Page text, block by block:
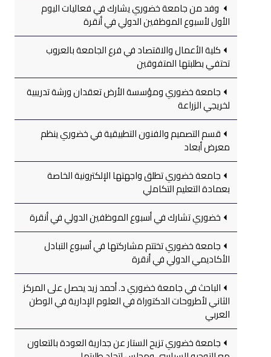
وفد من جامعة خضوري يشارك في فعاليات اليوم
الأول لأسبوع الموظفين الدولي في أنقرة
كلية الأعمال والاقتصاد في فرع الجامعة بالعروب
تحتفي بطلبتها المتفوقين
جامعة خضوري ومؤسسة الأرض تعقدان ورشة تدريبية
لخريجي الزراعة
قسم التصميم والفنون التطبيقية في خضوري ينظم
معرض أبعاد
جامعة خضوري تطلق واجهتها الإلكترونية الخاصة
بعمادة التعليم التكاملي
خضوري تشارك في أسبوع الموظفين الدولي في أنقرة
جامعة خضوري تختتم مشاركتها في أسبوع التبادل
الأكاديمي الدولي في أنقرة
الباحث في جامعة خضوري د. أحمد زيد يحصل على المركز
الثاني لأطروحات الدكتوراة في العلوم الإدارية في الوطن
العربي
جامعة خضوري تزيح الستار عن جدارية العودة بالتعاون